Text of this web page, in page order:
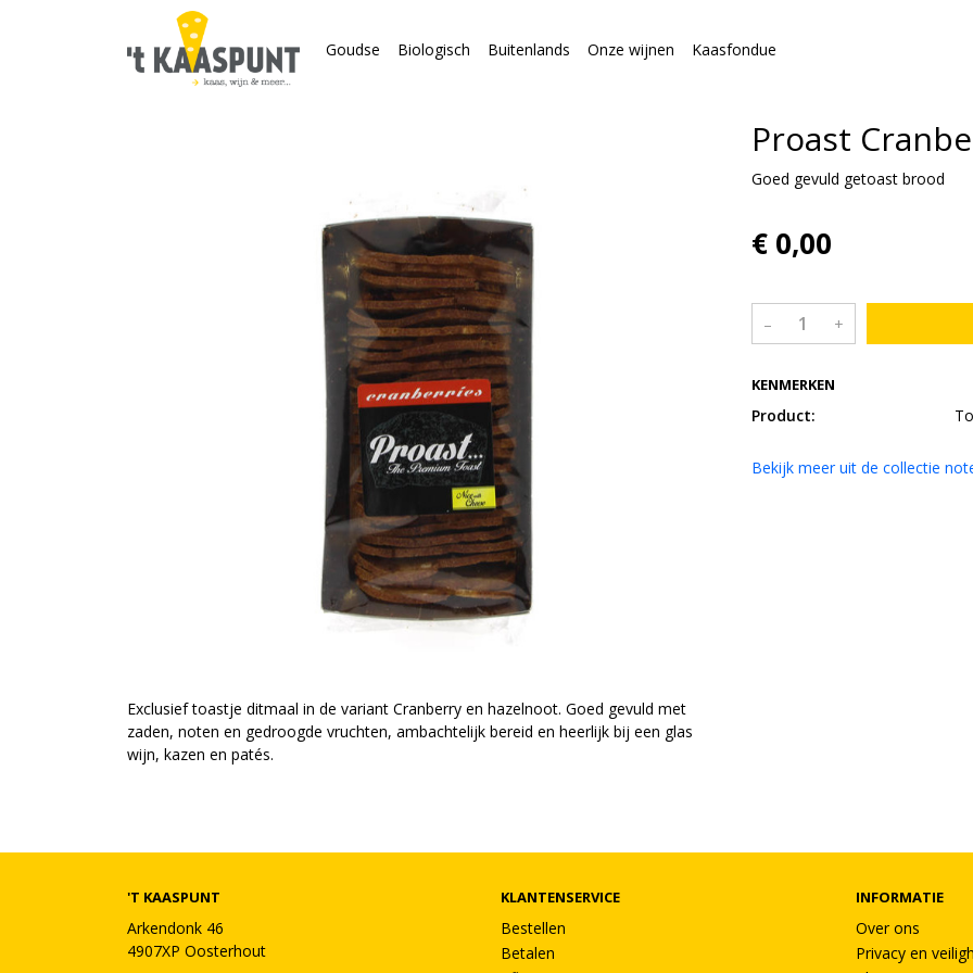
Goudse Biologisch Buitenlands Onze wijnen Kaasfondue
Exclusief toastje ditmaal in de variant Cranberry en hazelnoot. Goed gevuld met
zaden, noten en gedroogde vruchten, ambachtelijk bereid en heerlijk bij een glas
wijn, kazen en patés.
Proast
Goed gevuld getoast brood
€ 0,00
– +
KENMERKEN
Product:
Bekijk meer uit de collectie
'T KAASPUNT
Arkendonk 46
4907XP Oosterhout
KLANTENSERVICE
Bestellen
Betalen
INFORMATIE
Over ons
Privacy en